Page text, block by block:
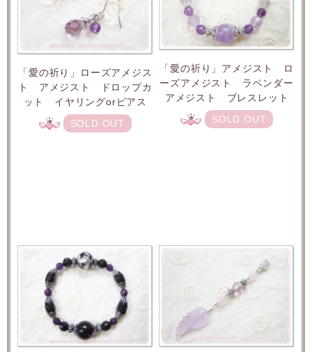
「愛の祈り」ローズアメジス
ト アメジスト ドロップカ
ット イヤリングorピアス
SOLD OUT
「愛の祈り」アメジスト ロ
ーズアメジスト ラベンダー
アメジスト ブレスレット
SOLD OUT